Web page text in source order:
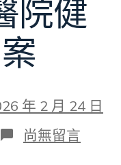
院健
年 2 月 24 日
在
〈黃
尚無留言